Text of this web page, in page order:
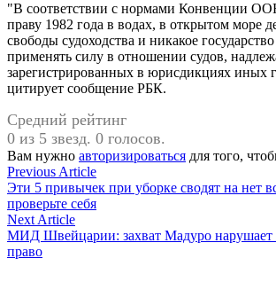
"В соответствии с нормами Конвенции
праву 1982 года в водах, в открытом море
свободы судоходства и никакое
применять силу в отношении судов,
зарегистрированных в юрисдикциях иных
цитирует сообщение РБК.
Средний рейтинг
0 из 5 звезд. 0 голосов.
Вам нужно авторизироваться для того,
Навигация
по
записям
Previous ArticlePrevious
article:
Эти 5 привычек при уборке сводят на нет
проверьте себя
Next ArticleNext
article:
МИД Швейцарии: захват Мадуро нарушает
право